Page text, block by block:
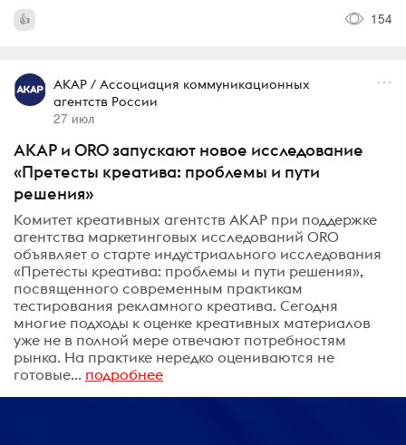
154
АКАР / Ассоциация коммуникационных
агентств России
27 июл
АКАР и ORO запускают новое исследование
«Претесты креатива: проблемы и пути
решения»
Комитет креативных агентств АКАР при поддержке
агентства маркетинговых исследований ORO
объявляет о старте индустриального исследования
«Претесты креатива: проблемы и пути решения»,
посвященного современным практикам
тестирования рекламного креатива. Сегодня
многие подходы к оценке креативных материалов
уже не в полной мере отвечают потребностям
рынка. На практике нередко оцениваются не
готовые... подробнее